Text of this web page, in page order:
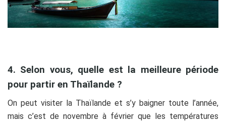
4. Selon vous, quelle est la meilleure période
pour partir en Thaïlande ?
On peut visiter la Thaïlande et s’y baigner toute l’année,
mais c’est de novembre à février que les températures